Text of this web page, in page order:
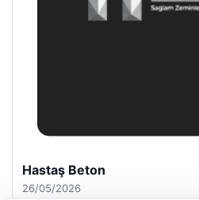
Enes Kaplan Avukatlık Bürosu
28/04/2026